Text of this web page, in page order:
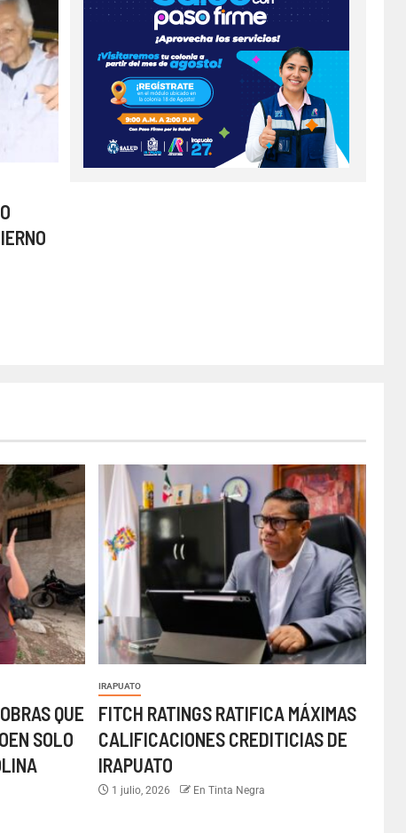
QUE
SOLO
IRAPUATO
FITCH RATINGS RATIFICA MÁXIMAS
CALIFICACIONES CREDITICIAS DE
IRAPUATO
1 julio, 2026 En Tinta Negra